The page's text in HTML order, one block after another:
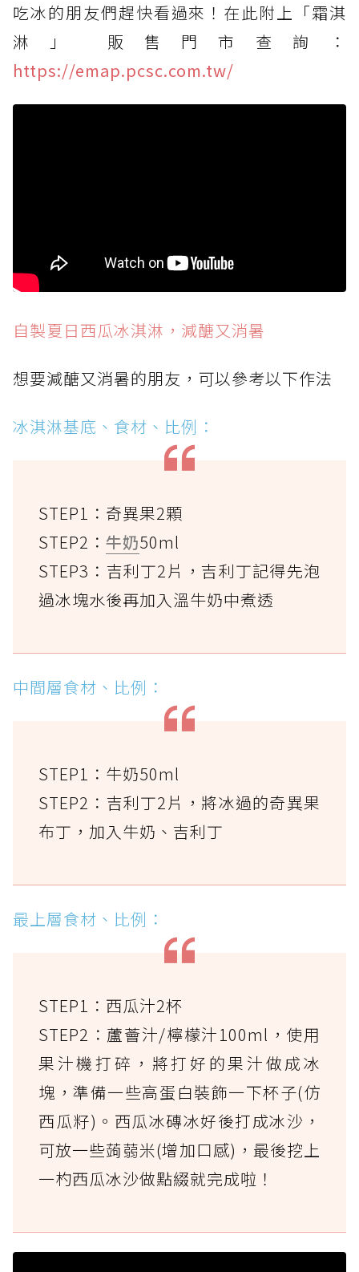
吃冰的朋友們趕快看過來！在此附上「霜淇
淋」​販售門市查詢：
https://emap.pcsc.com.tw/
自製夏日西瓜冰淇淋，減醣又消暑
想要減醣又消暑的朋友，可以參考以下作法
冰淇淋基底、食材、比例：
STEP1：奇異果2顆
STEP2： 牛奶50ml
STEP3：吉利丁2片，吉利丁記得先泡
過冰塊水後再加入溫牛奶中煮透
中間層食材、比例：
STEP1：牛奶50ml
STEP2：吉利丁2片，將冰過的奇異果
布丁，加入牛奶、吉利丁
最上層食材、比例：
STEP1：西瓜汁2杯
STEP2：蘆薈汁/檸檬汁100ml，使用
果汁機打碎，將打好的果汁做成冰
塊，準備一些高蛋白裝飾一下杯子(仿
西瓜籽)。西瓜冰磚冰好後打成冰沙，
可放一些蒟蒻米(增加口感)，最後挖上
一杓西瓜冰沙做點綴就完成啦！